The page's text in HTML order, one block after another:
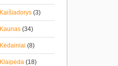
Kaišiadorys (3)
Kaunas (34)
Kėdainiai (8)
Klaipėda (18)